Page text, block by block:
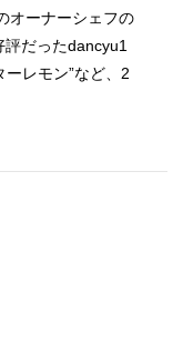
オーナーシェフの
だったdancyu1
ーレモン”など、2